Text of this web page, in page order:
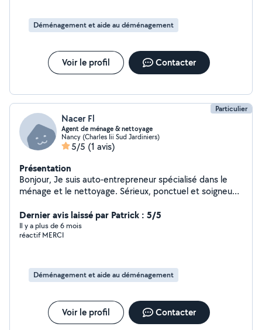
Déménagement et aide au déménagement
Voir le profil Contacter
Particulier
Nacer Fl
Agent de ménage & nettoyage
Nancy (Charles Iii Sud Jardiniers)
5/5 (1 avis)
Présentation
Bonjour, Je suis auto-entrepreneur spécialisé dans le
ménage et le nettoyage. Sérieux, ponctuel et soigneux,
besoins. Je réalise : - Ménage de maisons et
d'appartements. - Nettoyage après déménagement. -
Nettoyage de bureaux et locaux professionnels. -
vous offrir un travail de qualité, dans le respect de vos
attentes et de votre logement. N'hésitez pas à me
devis. À bientôt !
Dernier avis laissé par Patrick : 5/5
Il y a plus de 6 mois
réactif MERCI
Déménagement et aide au déménagement
Voir le profil Contacter